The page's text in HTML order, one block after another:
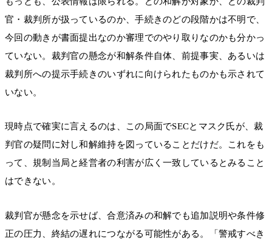
官・裁判所が扱っているのか、手続きのどの段階かは不明で、
今回の動きが書面提出なのか審理でのやり取りなのかも分かっ
ていない。裁判官の懸念が和解条件自体、前提事実、あるいは
裁判所への提示手続きのいずれに向けられたものかも示されて
いない。
現時点で確実に言えるのは、この局面でSECとマスク氏が、裁
判官の疑問に対し和解維持を図っていることだけだ。これをも
って、規制当局と経営者の利害が広く一致しているとみること
はできない。
裁判官が懸念を示せば、合意済みの和解でも追加説明や条件修
正の圧力、終結の遅れにつながる可能性がある。「警戒すべき